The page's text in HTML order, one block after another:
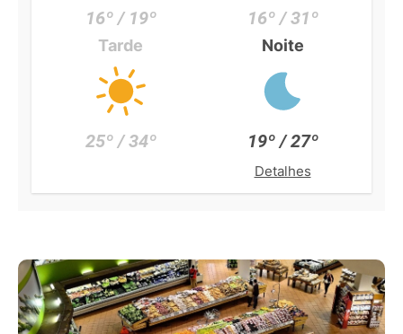
16º / 19º 16º / 31º
Tarde
25º / 34º
Noite
19º / 27º
Detalhes